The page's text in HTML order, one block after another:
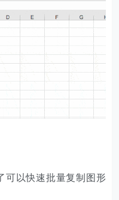
可以快速批量复制图形